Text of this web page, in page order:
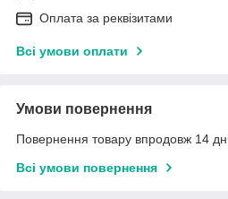
Оплата за реквізитами
Всі умови оплати
Умови повернення
Повернення товару впродовж 14
Всі умови повернення